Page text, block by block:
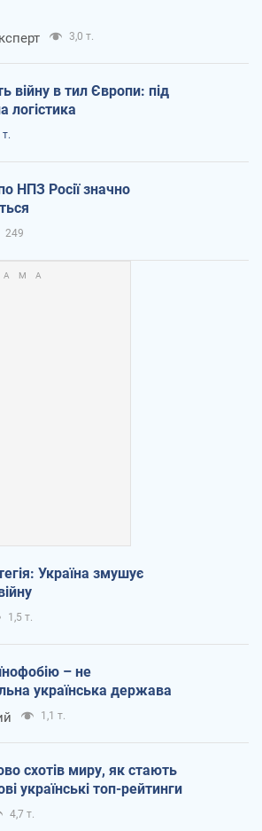
3,0 т.
війну в тил Європи: під
логістика
НПЗ Росії значно
249
Україна змушує
1,5 т.
– не
українська держава
1,1 т.
схотів миру, як стають
українські топ-рейтинги
4,7 т.